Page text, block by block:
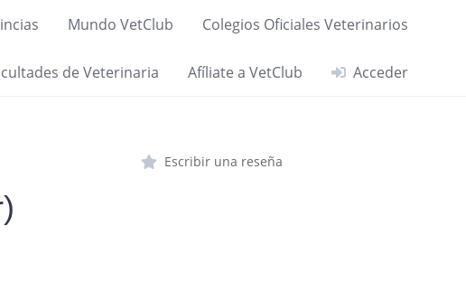
Mundo VetClub Colegios Oficiales Veterinarios
de Veterinaria Afíliate a VetClub Acceder
Escribir una reseña